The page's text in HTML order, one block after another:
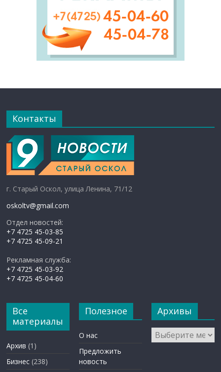
Контакты
г. Старый Оскол, улица Ленина, 71/12
oskoltv@gmail.com
Отдел новостей:
+7 4725 45-03-85
+7 4725 45-09-21
Рекламная служба:
+7 4725 45-03-92
+7 4725 45-04-60
Все
материалы
Архив (1)
Бизнес (238)
Полезное
О нас
Предложить
новость
Архивы
Архивы